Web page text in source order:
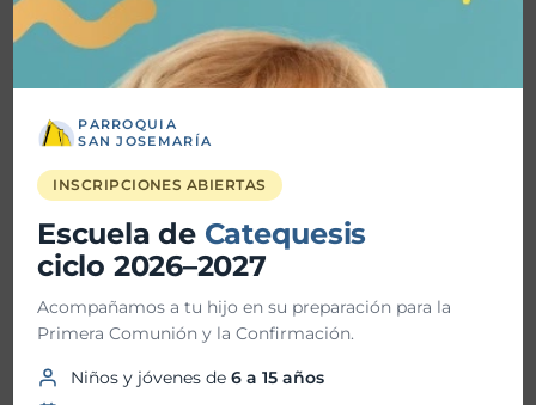
Detalles
Fecha inicio:16-01-2024
Fecha fin:18-01-2024
Hora inicio: 08:00 AM
Hora fin: 09:00 PM
PARROQUIA
SAN JOSEMARÍA
INSCRIPCIONES ABIERTAS
Escuela de Catequesis
ciclo 2026–2027
Acompañamos a tu hijo en su preparación para la
Primera Comunión y la Confirmación.
Niños y jóvenes de6 a 15 años